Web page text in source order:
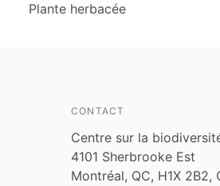
Plante herbacée
CONTACT
Centre sur la
4101 Sherbrooke Est
Montréal, QC, H1X 2B2,